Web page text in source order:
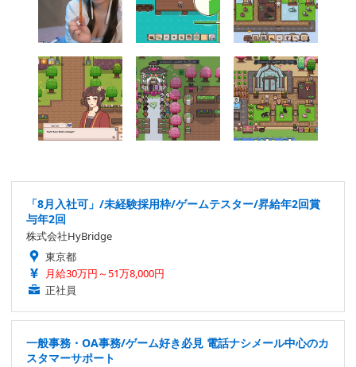
「8月入社可」/未経験採用枠/ゲームテスター/昇給年2回賞
与年2回
株式会社HyBridge
東京都
月給30万円～51万8,000円
正社員
一般事務・OA事務/ゲーム好き必見 電話ナシメール中心のカ
スタマーサポート